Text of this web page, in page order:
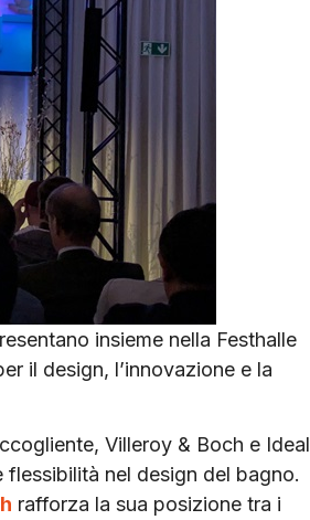
insieme nella Festhalle
il design, l’innovazione e la
Villeroy & Boch e Ideal
nel design del bagno.
rafforza la sua posizione tra i